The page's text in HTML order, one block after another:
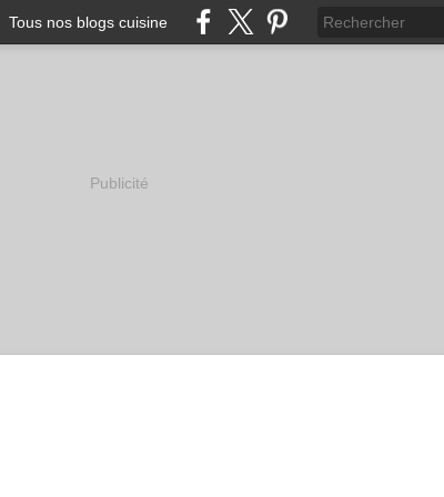
Tous nos blogs cuisine
Publicité